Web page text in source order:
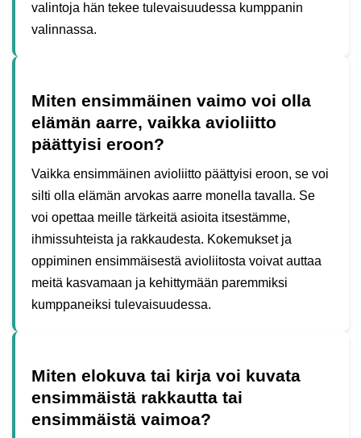
valintoja hän tekee tulevaisuudessa kumppanin
valinnassa.
Miten ensimmäinen vaimo voi olla
elämän aarre, vaikka avioliitto
päättyisi eroon?
Vaikka ensimmäinen avioliitto päättyisi eroon, se voi
silti olla elämän arvokas aarre monella tavalla. Se
voi opettaa meille tärkeitä asioita itsestämme,
ihmissuhteista ja rakkaudesta. Kokemukset ja
oppiminen ensimmäisestä avioliitosta voivat auttaa
meitä kasvamaan ja kehittymään paremmiksi
kumppaneiksi tulevaisuudessa.
Miten elokuva tai kirja voi kuvata
ensimmäistä rakkautta tai
ensimmäistä vaimoa?